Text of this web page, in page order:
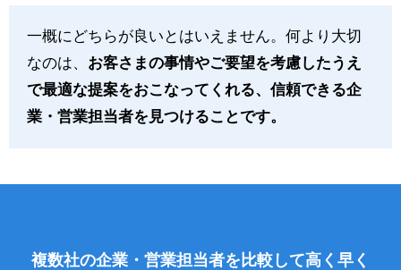
一概にどちらが良いとはいえません。何より大切
なのは、 お客さまの事情やご要望を考慮したうえ
で最適な提案をおこなってくれる、信頼できる企
業・営業担当者を見つけることです。
複数社の企業・営業担当者を比較して高く早く